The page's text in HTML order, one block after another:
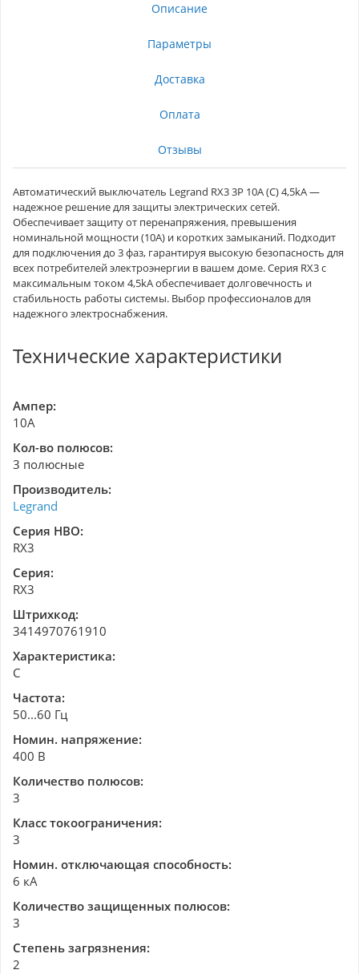
Описание
Параметры
Доставка
Оплата
Отзывы
Автоматический выключатель Legrand RX3 3P 10A (С) 4,5kA —
надежное решение для защиты электрических сетей.
Обеспечивает защиту от перенапряжения, превышения
номинальной мощности (10A) и коротких замыканий. Подходит
для подключения до 3 фаз, гарантируя высокую безопасность для
всех потребителей электроэнергии в вашем доме. Серия RX3 с
максимальным током 4,5kA обеспечивает долговечность и
стабильность работы системы. Выбор профессионалов для
надежного электроснабжения.
Технические характеристики
Ампер:
10A
Кол-во полюсов:
3 полюсные
Производитель:
Legrand
Серия НВО:
RX3
Серия:
RX3
Штрихкод:
3414970761910
Характеристика:
C
Частота:
50...60 Гц
Номин. напряжение:
400 В
Количество полюсов:
3
Класс токоограничения:
3
Номин. отключающая способность:
6 кА
Количество защищенных полюсов:
3
Степень загрязнения:
2